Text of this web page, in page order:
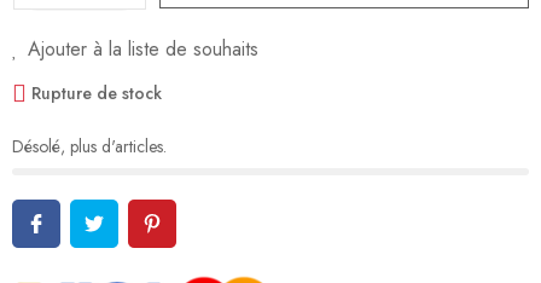
Ajouter à la liste de souhaits
Rupture de stock
Désolé, plus d'articles.